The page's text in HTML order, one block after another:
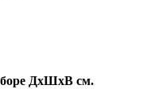
ДxШxВ см.